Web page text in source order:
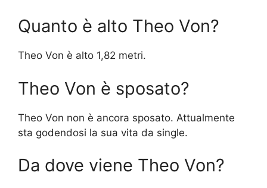
Quanto è alto Theo Von?
Theo Von è alto 1,82 metri.
Theo Von è sposato?
Theo Von non è ancora sposato. Attualmente
sta godendosi la sua vita da single.
Da dove viene Theo Von?